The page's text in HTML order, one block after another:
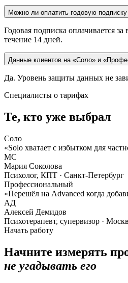
Можно ли оплатить годовую
Годовая подписка оплачивается
течение 14 дней.
Данные клиентов на «Соло» и
Да. Уровень защиты данных не
Специалисты о тарифах
Те, кто уже выбрал
Соло
«Solo хватает с избытком для
МС
Мария Соколова
Психолог, КПТ · Санкт-Петербург
Профессиональный
«Перешёл на Advanced когда
АД
Алексей Демидов
Психотерапевт, супервизор ·
Начать работу
Начните измерять
не угадывать его